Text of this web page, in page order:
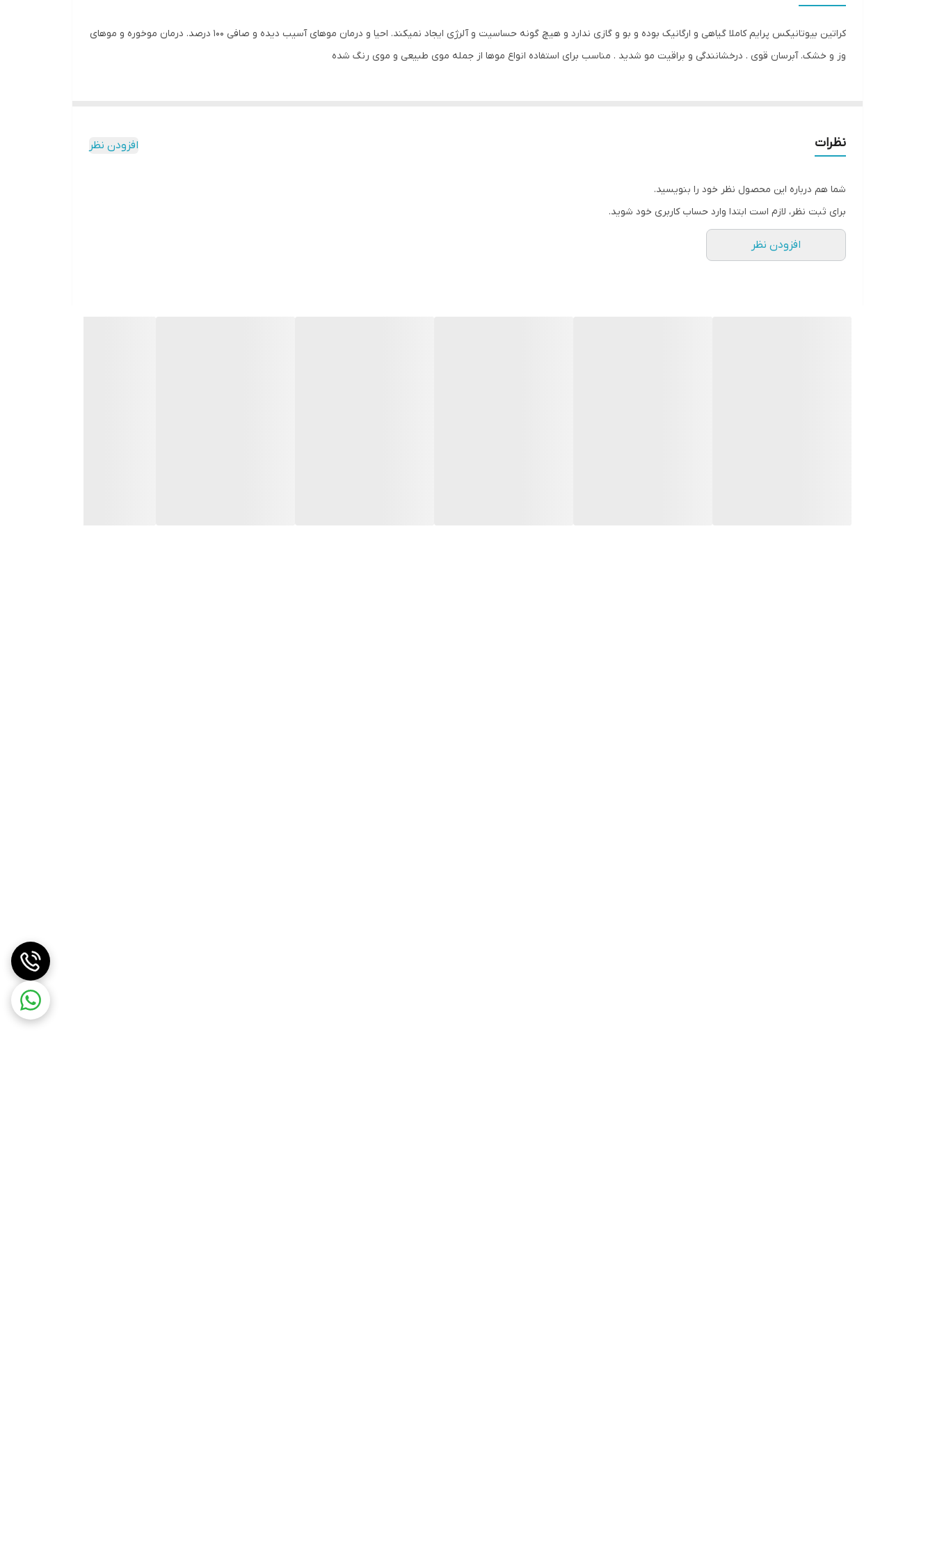
کراتین بیوتانیکس پرایم کاملا گیاهی و ارگانیک بوده و بو و گازی ندارد و هیچ گونه حساسیت و آلرژی ایجاد نمیکند. احیا و درمان موهای آسیب دیده و صافی ۱۰۰ درصد. درمان موخوره و موهای
وز و خشک. آبرسان قوی . درخشانندگی و براقیت مو شدید . مناسب برای استفاده انواع موها از جمله موی طبیعی و موی رنگ شده
نظرات افزودن نظر
شما هم درباره این محصول نظر خود را بنویسید.
برای ثبت نظر، لازم است ابتدا وارد حساب کاربری خود شوید.
افزودن نظر